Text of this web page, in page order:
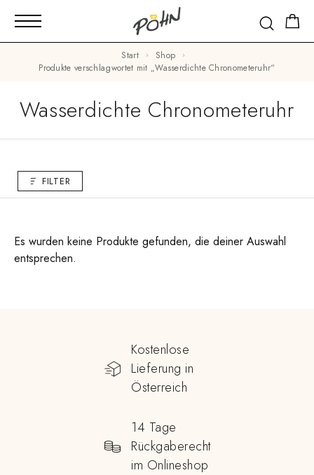
Start
Shop
Produkte verschlagwortet mit „Wasserdichte Chronometeruhr“
Wasserdichte Chronometeruhr
FILTER
Es wurden keine Produkte gefunden, die deiner Auswahl
entsprechen.
Kostenlose
Lieferung in
Österreich
14 Tage
Rückgaberecht
im Onlineshop